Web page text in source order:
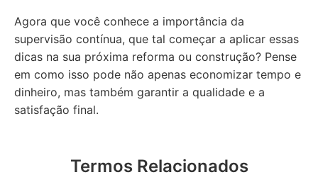
Agora que você conhece a importância da
supervisão contínua, que tal começar a aplicar essas
dicas na sua próxima reforma ou construção? Pense
em como isso pode não apenas economizar tempo e
dinheiro, mas também garantir a qualidade e a
satisfação final.
Termos Relacionados